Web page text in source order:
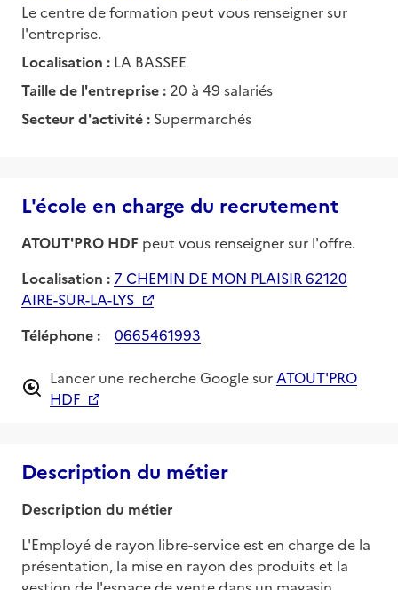
Le centre de formation peut vous renseigner sur
l'entreprise.
Localisation : LA BASSEE
Taille de l'entreprise : 20 à 49 salariés
Secteur d'activité : Supermarchés
L'école en charge du recrutement
ATOUT'PRO HDF peut vous renseigner sur l'offre.
Localisation : 7 CHEMIN DE MON PLAISIR 62120
AIRE-SUR-LA-LYS
Téléphone :
0665461993
Lancer une recherche Google sur ATOUT'PRO
HDF
Description du métier
Description du métier
L'Employé de rayon libre-service est en charge de la
présentation, la mise en rayon des produits et la
gestion de l'espace de vente dans un magasin.